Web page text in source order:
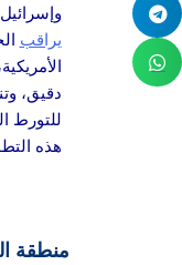
يراقب
دقيق،
للتورط
هذه
منطقة